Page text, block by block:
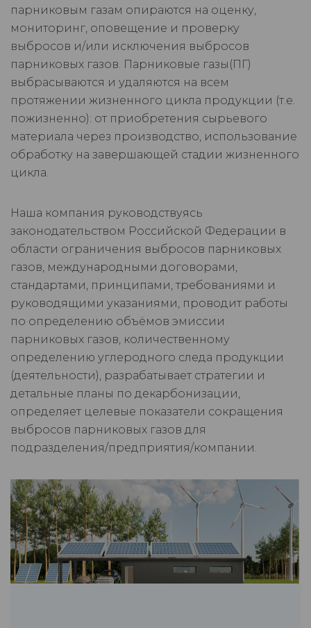
парниковым газам опираются на оценку,
мониторинг, оповещение и проверку
выбросов и/или исключения выбросов
парниковых газов. Парниковые газы(ПГ)
выбрасываются и удаляются на всем
протяжении жизненного цикла продукции (т.е.
пожизненно): от приобретения сырьевого
материала через производство, использование
обработку на завершающей стадии жизненного
цикла.
Наша компания руководствуясь
законодательством Российской Федерации в
области ограничения выбросов парниковых
газов, международными договорами,
стандартами, принципами, требованиями и
руководящими указаниями, проводит работы
по определению объёмов эмиссии
парниковых газов, количественному
определению углеродного следа продукции
(деятельности), разрабатывает стратегии и
детальные планы по декарбонизации,
определяет целевые показатели сокращения
выбросов парниковых газов для
подразделения/предприятия/компании.